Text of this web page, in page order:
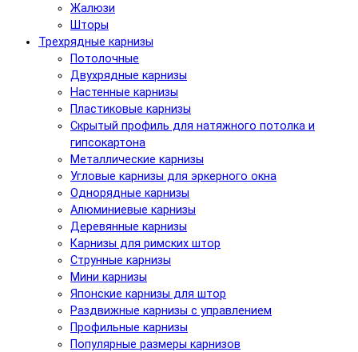
Жалюзи
Шторы
Трехрядные карнизы
Потолочные
Двухрядные карнизы
Настенные карнизы
Пластиковые карнизы
Скрытый профиль для натяжного потолка и
гипсокартона
Металлические карнизы
Угловые карнизы для эркерного окна
Однорядные карнизы
Алюминиевые карнизы
Деревянные карнизы
Карнизы для римских штор
Струнные карнизы
Мини карнизы
Японские карнизы для штор
Раздвижные карнизы с управлением
Профильные карнизы
Популярные размеры карнизов